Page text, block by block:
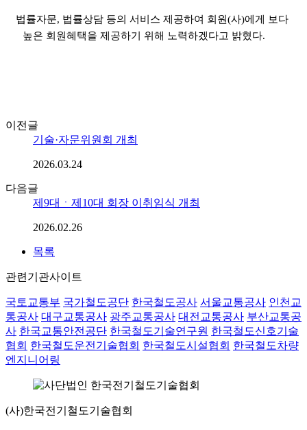
법률자문, 법률상담 등의 서비스 제공하여 회원(사)에게 보다
높은 회원혜택을 제공하기 위해 노력하겠다고 밝혔다.
이전글
기술·자문위원회 개최
2026.03.24
다음글
제9대ㆍ제10대 회장 이취임식 개최
2026.02.26
목록
관련기관사이트
국토교통부 국가철도공단 한국철도공사 서울교통공사 인천교
통공사 대구교통공사 광주교통공사 대전교통공사 부산교통공
사 한국교통안전공단 한국철도기술연구원 한국철도신호기술
협회 한국철도운전기술협회 한국철도시설협회 한국철도차량
엔지니어링
(사)한국전기철도기술협회